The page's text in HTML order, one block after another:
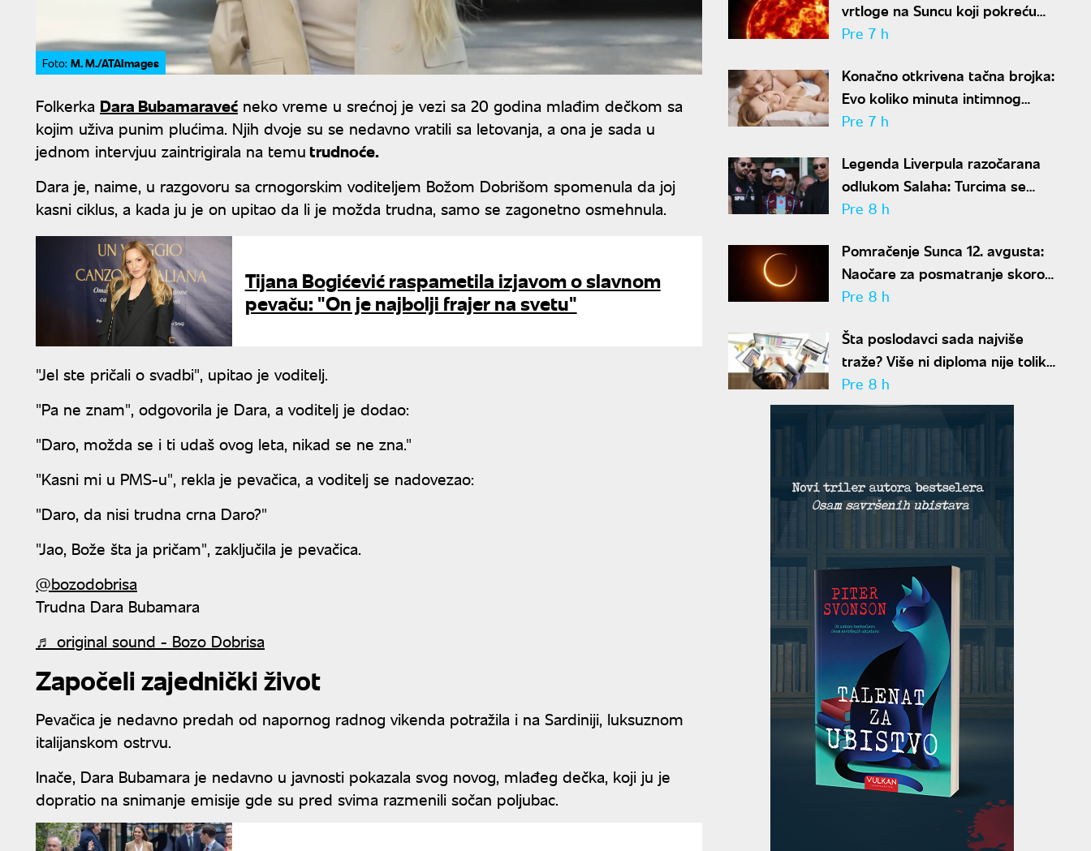
Foto: M. M./ATAImages
Folkerka Dara Bubamaraveć neko vreme u srećnoj je vezi sa 20 godina mlađim dečkom sa
kojim uživa punim plućima. Njih dvoje su se nedavno vratili sa letovanja, a ona je sada u
jednom intervjuu zaintrigirala na temutrudnoće.
Dara je, naime, u razgovoru sa crnogorskim voditeljem Božom Dobrišom spomenula da joj
kasni ciklus, a kada ju je on upitao da li je možda trudna, samo se zagonetno osmehnula.
Tijana Bogićević raspametila izjavom o slavnom
pevaču: "On je najbolji frajer na svetu"
"Jel ste pričali o svadbi", upitao je voditelj.
"Pa ne znam", odgovorila je Dara, a voditelj je dodao:
"Daro, možda se i ti udaš ovog leta, nikad se ne zna."
"Kasni mi u PMS-u", rekla je pevačica, a voditelj se nadovezao:
"Daro, da nisi trudna crna Daro?"
"Jao, Bože šta ja pričam", zaključila je pevačica.
@bozodobrisa
Trudna Dara Bubamara
♬ original sound - Bozo Dobrisa
Započeli zajednički život
Pevačica je nedavno predah od napornog radnog vikenda potražila i na Sardiniji, luksuznom
italijanskom ostrvu.
Inače, Dara Bubamara je nedavno u javnosti pokazala svog novog, mlađeg dečka, koji ju je
dopratio na snimanje emisije gde su pred svima razmenili sočan poljubac.
vrtloge na Suncu koji pokreću
solarne baklje
Pre 7 h
Konačno otkrivena tačna brojka:
Evo koliko minuta intimnog
odnosa je ženi potrebno da bi
Pre 7 h
Legenda Liverpula razočarana
odlukom Salaha: Turcima se
neće dopasti ove reči
Pre 8 h
Pomračenje Sunca 12. avgusta:
Naočare za posmatranje skoro
rasprodate
Pre 8 h
Šta poslodavci sada najviše
traže? Više ni diploma nije toliko
važna
Pre 8 h